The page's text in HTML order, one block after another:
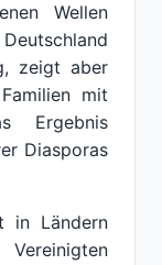
Wellen
zeigt aber
mit
Ergebnis
Diasporas
in Ländern